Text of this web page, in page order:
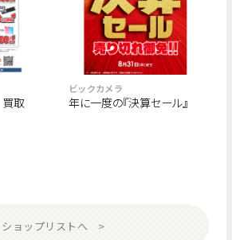
取
ビックカメラ
年に一度の『決算セール』
ショップリストへ